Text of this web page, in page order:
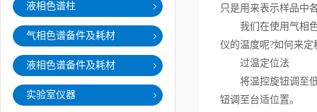
液相色谱柱
气相色谱备件及耗材
液相色谱备件及耗材
实验室仪器
只是用来表示样品中
我们在使用气相色
仪的温度呢?如何来定
过温定位法
将温控旋钮调至低
钮调至台适位置。